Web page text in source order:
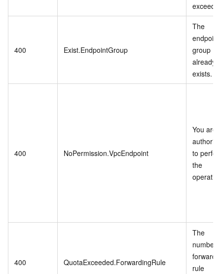
400 Exist.EndpointGroup
The
endpoint
group
already
exists.
400 NoPermission.VpcEndpoint
You are
to
the
400 QuotaExceeded.ForwardingRule
The
number
rule